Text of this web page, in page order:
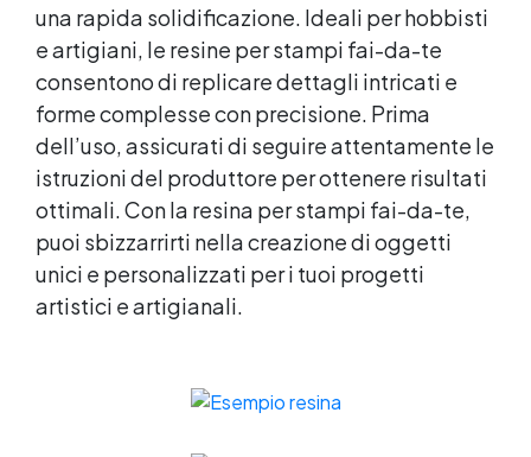
una rapida solidificazione. Ideali per hobbisti
e artigiani, le resine per stampi fai-da-te
consentono di replicare dettagli intricati e
forme complesse con precisione. Prima
dell’uso, assicurati di seguire attentamente le
istruzioni del produttore per ottenere risultati
ottimali. Con la resina per stampi fai-da-te,
puoi sbizzarrirti nella creazione di oggetti
unici e personalizzati per i tuoi progetti
artistici e artigianali.